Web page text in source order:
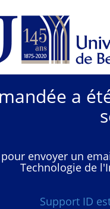
a
envoyer un
Technologie de
Support ID